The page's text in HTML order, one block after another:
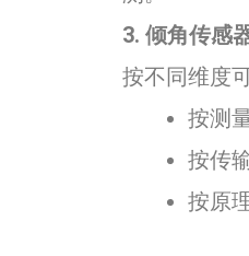
3. 倾角传感
按不同维度
按测
按传
按原